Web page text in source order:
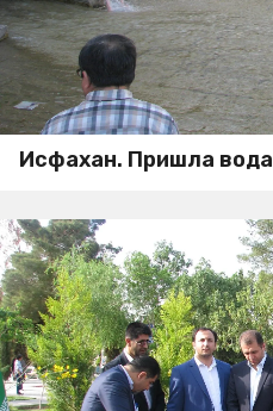
Исфахан. Пришла вода